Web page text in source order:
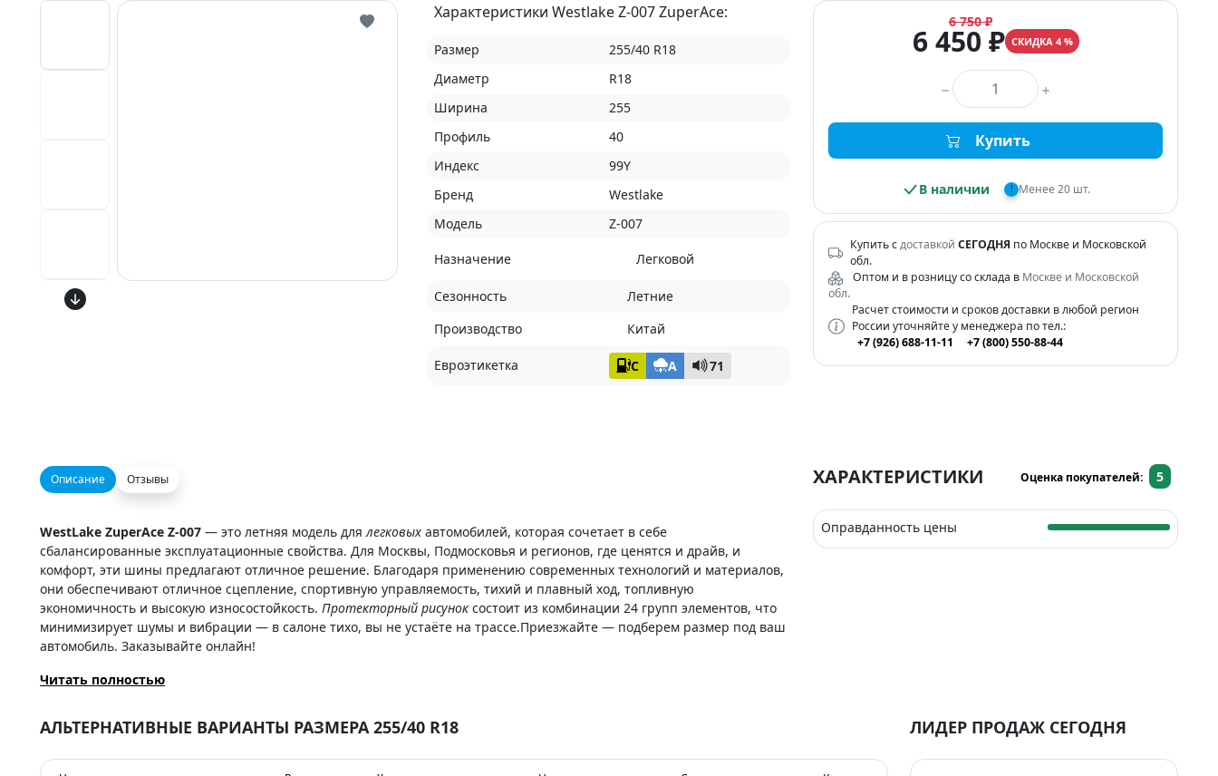
Характеристики Westlake Z-007 ZuperAce:
Размер
255/40 R18
Диаметр
R18
Ширина
255
Профиль
40
Индекс
99Y
Бренд
Westlake
Модель
Z-007
Назначение Легковой
Сезонность
Летние
Производство
Китай
Евроэтикетка C A 71
6 750 ₽
6 450 ₽ СКИДКА 4 %
Количество товара
Купить
В наличии ! Менее 20 шт.
Купить сдоставкой СЕГОДНЯ по Москве и Московской
обл.
Оптом и в розницу со склада в Москве и Московской
обл.
Расчет стоимости и сроков доставки в любой регион
России уточняйте у менеджера по тел.:
+7 (926) 688-11-11
+7 (800) 550-88-44
Описание Отзывы
WestLake ZuperAce Z-007 — это летняя модель длялегковых автомобилей, которая сочетает в себе
сбалансированные эксплуатационные свойства. Для Москвы, Подмосковья и регионов, где ценятся и драйв, и
комфорт, эти шины предлагают отличное решение. Благодаря применению современных технологий и материалов,
они обеспечивают отличное сцепление, спортивную управляемость, тихий и плавный ход, топливную
экономичность и высокую износостойкость. Протекторный рисуноксостоит из комбинации 24 групп элементов, что
минимизирует шумы и вибрации — в салоне тихо, вы не устаёте на трассе.Приезжайте — подберем размер под ваш
автомобиль. Заказывайте онлайн!
Читать полностью
ХАРАКТЕРИСТИКИ Оценка покупателей: 5
Оправданность цены
АЛЬТЕРНАТИВНЫЕ ВАРИАНТЫ РАЗМЕРА 255/40 R18 ЛИДЕР ПРОДАЖ СЕГОДНЯ